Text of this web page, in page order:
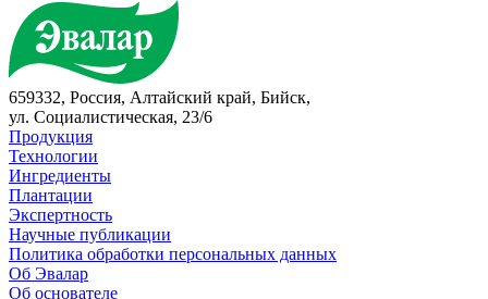
659332, Россия, Алтайский край, Бийск,
ул. Социалистическая, 23/6
Продукция
Технологии
Ингредиенты
Плантации
Экспертность
Научные публикации
Политика обработки персональных данных
Об Эвалар
Об основателе